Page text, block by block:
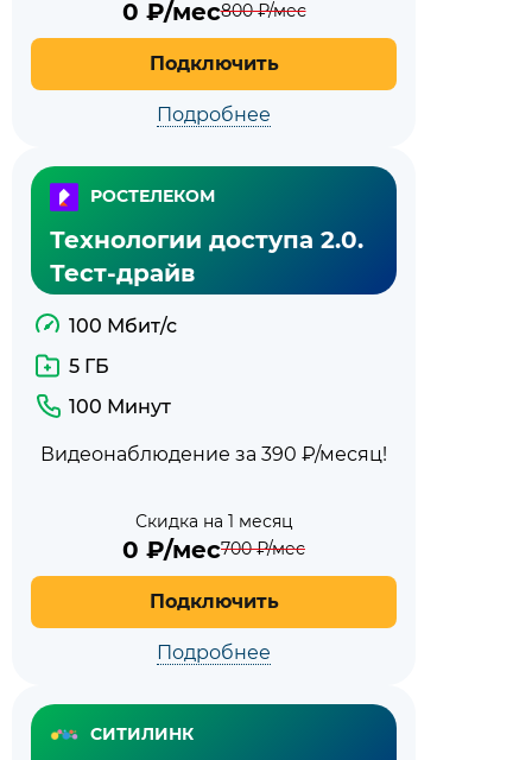
0 ₽/мес800₽/мес
Подключить
Подробнее
РОСТЕЛЕКОМ
Технологии доступа 2.0.
Тест-драйв
100 Мбит/с
5 ГБ
100 Минут
Видеонаблюдение за 390 ₽/месяц!
Скидка на 1 месяц
0 ₽/мес700₽/мес
Подключить
Подробнее
СИТИЛИНК